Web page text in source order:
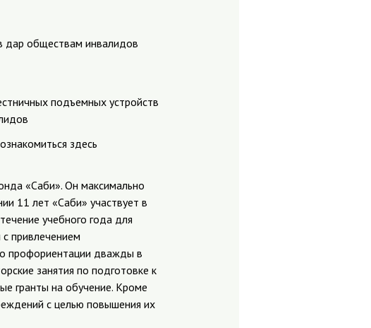
дар обществам инвалидов
подъемных устройств
здесь
«Саби». Он максимально
11 лет «Саби» участвует в
учебного года для
с привлечением
профориентации дважды в
занятия по подготовке к
гранты на обучение. Кроме
с целью повышения их